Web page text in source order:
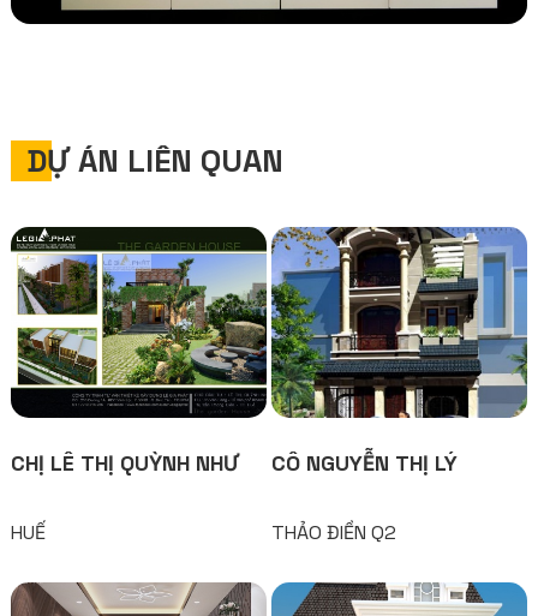
DỰ ÁN LIÊN QUAN
CHỊ LÊ THỊ QUỲNH NHƯ
HUẾ
CÔ NGUYỄN THỊ LÝ
THẢO ĐIỀN Q2